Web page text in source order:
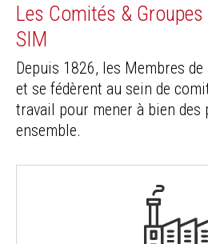
Les Comités &
SIM
Depuis 1826, les Membres
et se fédèrent au sein de
travail pour mener à bien
ensemble.